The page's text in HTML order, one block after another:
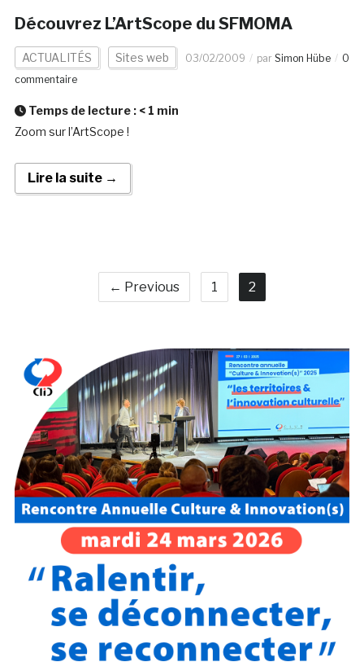
Découvrez L’ArtScope du SFMOMA
ACTUALITÉS Sites web 03/02/2009 par Simon Hübe
0
commentaire
Temps de lecture : < 1 min
Zoom sur l’ArtScope !
Lire la suite →
← Previous 1 2